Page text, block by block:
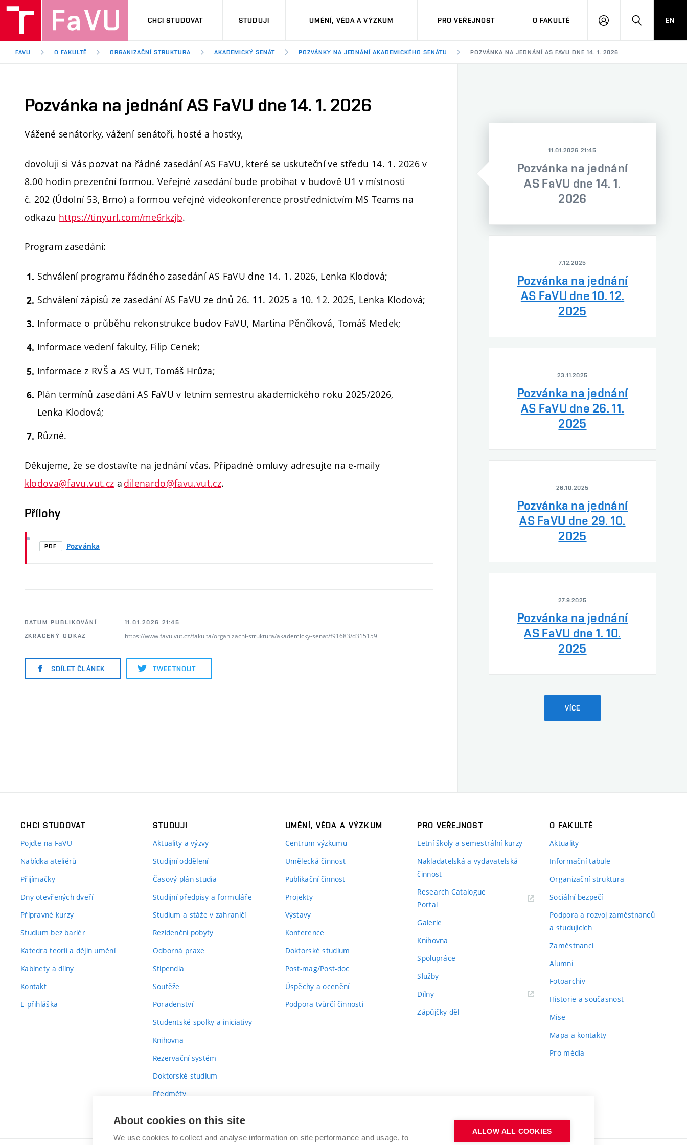
CHCI STUDOVAT STUDUJI UMĚNÍ, VĚDA A VÝZKUM PRO VEŘEJNOST O FAKULTĚ
PŘIHLÁSITHLEDAT
EN
FAVU O FAKULTĚ ORGANIZAČNÍ STRUKTURA AKADEMICKÝ SENÁT POZVÁNKY NA JEDNÁNÍ AKADEMICKÉHO SENÁTU POZVÁNKA NA JEDNÁNÍ AS FAVU DNE 14. 1. 2026
Pozvánka na jednání AS FaVU dne 14. 1. 2026
Vážené senátorky, vážení senátoři, hosté a hostky,
dovoluji si Vás pozvat na řádné zasedání AS FaVU, které se uskuteční ve středu 14. 1. 2026 v
8.00 hodin prezenční formou. Veřejné zasedání bude probíhat v budově U1 v místnosti
č. 202 (Údolní 53, Brno) a formou veřejné videokonference prostřednictvím MS Teams na
odkazu https://tinyurl.com/me6rkzjb.
Program zasedání:
Schválení programu řádného zasedání AS FaVU dne 14. 1. 2026, Lenka Klodová;
Schválení zápisů ze zasedání AS FaVU ze dnů 26. 11. 2025 a 10. 12. 2025, Lenka Klodová;
Informace o průběhu rekonstrukce budov FaVU, Martina Pěnčíková, Tomáš Medek;
Informace vedení fakulty, Filip Cenek;
Informace z RVŠ a AS VUT, Tomáš Hrůza;
Plán termínů zasedání AS FaVU v letním semestru akademického roku 2025/2026,
Lenka Klodová;
Různé.
Děkujeme, že se dostavíte na jednání včas. Případné omluvy adresujte na e-maily
klodova@favu.vut.cz a dilenardo@favu.vut.cz.
Přílohy
PDF Pozvánka
DATUM PUBLIKOVÁNÍ
11.01.2026 21:45
ZKRÁCENÝ ODKAZ
https://www.favu.vut.cz/fakulta/organizacni-struktura/akademicky-senat/f91683/d315159
SDÍLET ČLÁNEK TWEETNOUT
11.01.2026 21:45
Pozvánka na jednání
AS FaVU dne 14. 1.
2026
7.12.2025
Pozvánka na jednání
AS FaVU dne 10. 12.
2025
23.11.2025
Pozvánka na jednání
AS FaVU dne 26. 11.
2025
26.10.2025
Pozvánka na jednání
AS FaVU dne 29. 10.
2025
27.9.2025
Pozvánka na jednání
AS FaVU dne 1. 10.
2025
VÍCE
CHCI STUDOVAT
Pojďte na FaVU
Nabídka ateliérů
Přijímačky
Dny otevřených dveří
Přípravné kurzy
Studium bez bariér
Katedra teorií a dějin umění
Kabinety a dílny
Kontakt
E-přihláška
STUDUJI
Aktuality a výzvy
Studijní oddělení
Časový plán studia
Studijní předpisy a formuláře
Studium a stáže v zahraničí
Rezidenční pobyty
Odborná praxe
Stipendia
Soutěže
Poradenství
Studentské spolky a iniciativy
Knihovna
Rezervační systém
Doktorské studium
Předměty
UMĚNÍ, VĚDA A VÝZKUM
Centrum výzkumu
Umělecká činnost
Publikační činnost
Projekty
Výstavy
Konference
Doktorské studium
Post-mag/Post-doc
Úspěchy a ocenění
Podpora tvůrčí činnosti
PRO VEŘEJNOST
Letní školy a semestrální kurzy
Nakladatelská a vydavatelská
činnost
Research Catalogue
Portal
Galerie
Knihovna
Spolupráce
Služby
Dílny
Zápůjčky děl
O FAKULTĚ
Aktuality
Informační tabule
Organizační struktura
Sociální bezpečí
Podpora a rozvoj zaměstnanců
a studujících
Zaměstnanci
Alumni
Fotoarchiv
Historie a současnost
Mise
Mapa a kontakty
Pro média
About cookies on this site
We use cookies to collect and analyse information on site performance and usage, to
ALLOW ALL COOKIES